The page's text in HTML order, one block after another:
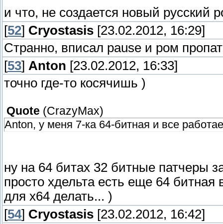
и что, не создается новый русский
[52] Cryostasis [23.02.2012, 16:29]
Странно, вписал pause и ром
[53] Anton [23.02.2012, 16:33]
точно где-то косячишь )
Quote (CrazyMax)
Anton, у меня 7-ка 64-битная и все
ну на 64 битах 32 битные патчеры
просто хдельта есть еще 64
для х64 делать... )
[54] Cryostasis [23.02.2012, 16:42]